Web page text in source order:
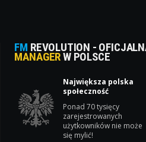
FM REVOLUTION -
MANAGERW POLSCE
Największa polska
społeczność
Ponad 70 tysięcy
zarejestrowanych
użytkowników nie może
się mylić!